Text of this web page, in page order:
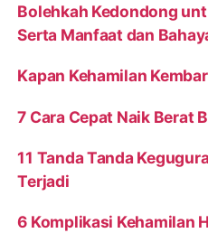
Bolehkah Kedondong
Serta Manfaat dan
Kapan Kehamilan
7 Cara Cepat Naik Berat
11 Tanda Tanda
Terjadi
6 Komplikasi Kehamilan